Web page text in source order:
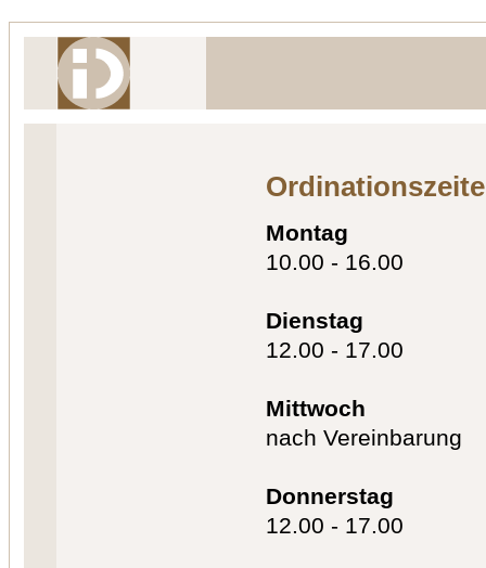
Montag
10.00 - 16.00
Dienstag
12.00 - 17.00
Mittwoch
nach Vereinbarung
Donnerstag
12.00 - 17.00